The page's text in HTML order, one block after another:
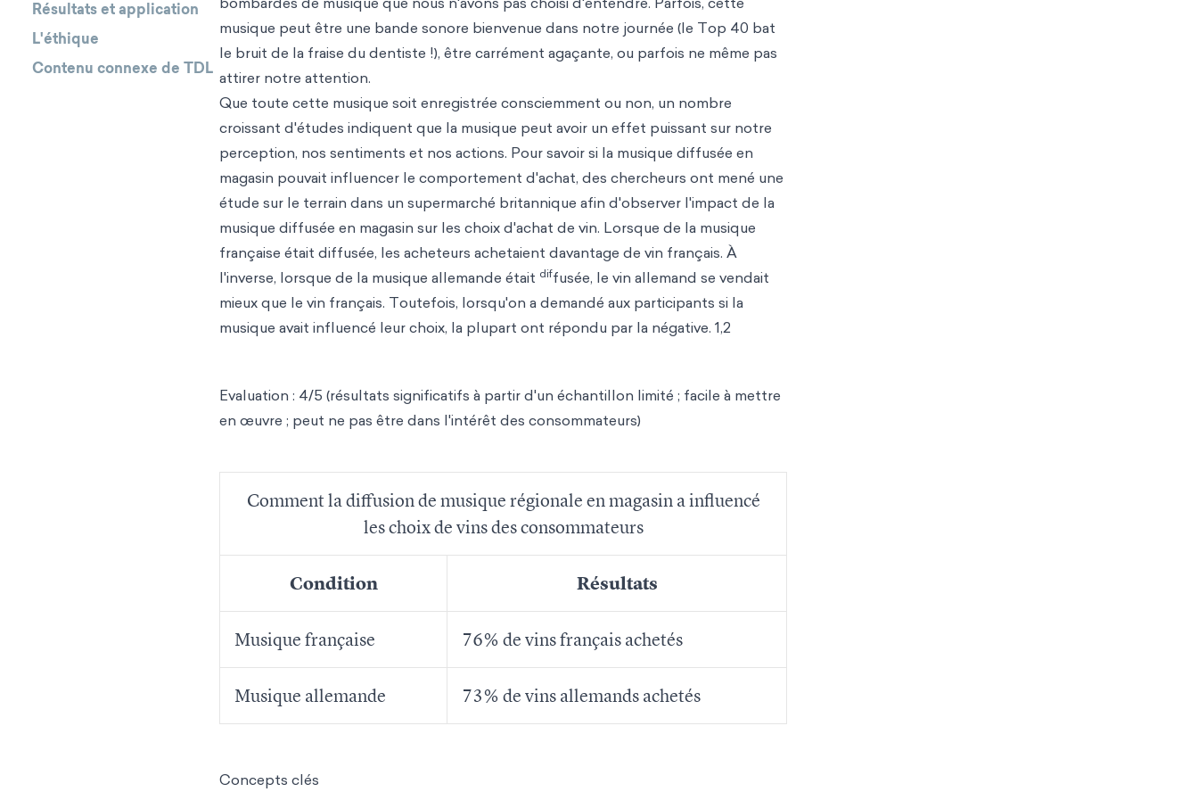
Résultats et application
L'éthique
Contenu connexe de TDL
musique peut être une bande sonore bienvenue dans notre journée (le Top 40 bat
le bruit de la fraise du dentiste !), être carrément agaçante, ou parfois ne même pas
attirer notre attention.
Que toute cette musique soit enregistrée consciemment ou non, un nombre
croissant d'études indiquent que la musique peut avoir un effet puissant sur notre
perception, nos sentiments et nos actions. Pour savoir si la musique diffusée en
magasin pouvait influencer le comportement d'achat, des chercheurs ont mené une
étude sur le terrain dans un supermarché britannique afin d'observer l'impact de la
musique diffusée en magasin sur les choix d'achat de vin. Lorsque de la musique
française était diffusée, les acheteurs achetaient davantage de vin français. À
l'inverse, lorsque de la musique allemande était diffusée, le vin allemand se vendait
mieux que le vin français. Toutefois, lorsqu'on a demandé aux participants si la
musique avait influencé leur choix, la plupart ont répondu par la négative. 1,2
Evaluation : 4/5 (résultats significatifs à partir d'un échantillon limité ; facile à mettre
en œuvre ; peut ne pas être dans l'intérêt des consommateurs)
Comment la diffusion de musique régionale en magasin a influencé
les choix de vins des consommateurs
Condition Résultats
Musique française 76% de vins français achetés
Musique allemande 73% de vins allemands achetés
Concepts clés